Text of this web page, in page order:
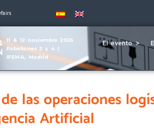
11 & 12 noviembre 2026
Pabellones 2 y 4 |
IFEMA, Madrid
El evento >
las operaciones
Artificial